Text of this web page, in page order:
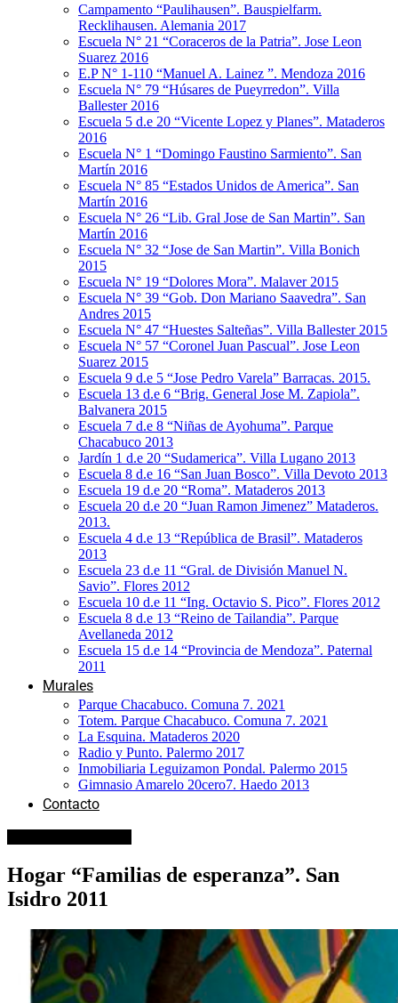
Campamento “Paulihausen”. Bauspielfarm.
Recklihausen. Alemania 2017
Escuela N° 21 “Coraceros de la Patria”. Jose Leon
Suarez 2016
E.P N° 1-110 “Manuel A. Lainez ”. Mendoza 2016
Escuela N° 79 “Húsares de Pueyrredon”. Villa
Ballester 2016
Escuela 5 d.e 20 “Vicente Lopez y Planes”. Mataderos
2016
Escuela N° 1 “Domingo Faustino Sarmiento”. San
Martín 2016
Escuela N° 85 “Estados Unidos de America”. San
Martín 2016
Escuela N° 26 “Lib. Gral Jose de San Martin”. San
Martín 2016
Escuela N° 32 “Jose de San Martin”. Villa Bonich
2015
Escuela N° 19 “Dolores Mora”. Malaver 2015
Escuela N° 39 “Gob. Don Mariano Saavedra”. San
Andres 2015
Escuela N° 47 “Huestes Salteñas”. Villa Ballester 2015
Escuela N° 57 “Coronel Juan Pascual”. Jose Leon
Suarez 2015
Escuela 9 d.e 5 “Jose Pedro Varela” Barracas. 2015.
Escuela 13 d.e 6 “Brig. General Jose M. Zapiola”.
Balvanera 2015
Escuela 7 d.e 8 “Niñas de Ayohuma”. Parque
Chacabuco 2013
Jardín 1 d.e 20 “Sudamerica”. Villa Lugano 2013
Escuela 8 d.e 16 “San Juan Bosco”. Villa Devoto 2013
Escuela 19 d.e 20 “Roma”. Mataderos 2013
Escuela 20 d.e 20 “Juan Ramon Jimenez” Mataderos.
2013.
Escuela 4 d.e 13 “República de Brasil”. Mataderos
2013
Escuela 23 d.e 11 “Gral. de División Manuel N.
Savio”. Flores 2012
Escuela 10 d.e 11 “Ing. Octavio S. Pico”. Flores 2012
Escuela 8 d.e 13 “Reino de Tailandia”. Parque
Avellaneda 2012
Escuela 15 d.e 14 “Provincia de Mendoza”. Paternal
2011
Murales
Parque Chacabuco. Comuna 7. 2021
Totem. Parque Chacabuco. Comuna 7. 2021
La Esquina. Mataderos 2020
Radio y Punto. Palermo 2017
Inmobiliaria Leguizamon Pondal. Palermo 2015
Gimnasio Amarelo 20cero7. Haedo 2013
Contacto
Hogar “Familias de esperanza”. San
Isidro 2011